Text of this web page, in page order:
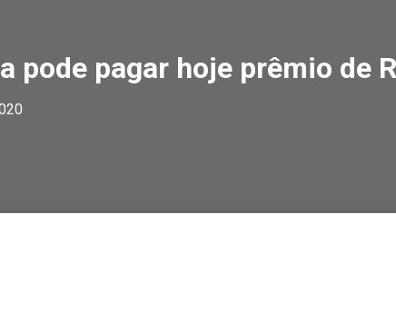
pode pagar hoje prêmio de